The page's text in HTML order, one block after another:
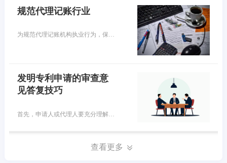
规范代理记账行业
为规范代理记账机构执业行为，保证执业质量和服务水平，财政部在2023年底印发了《代理记账基础工作规范（试行）》（以下简称《工作规范》），已于2024年1月起正式施行。代理记账机构从事的是社会性会计服务活动，提供的服务内容主要包括会计核算、税务申报、财务报表编制、税务筹划等，已成为促进中小微企业成长的重要专业力量。目前，我国取得行政许可的代理记账机构已经超过10万家，从业人员也超过30万人。
发明专利申请的审查意
见答复技巧
查看更多